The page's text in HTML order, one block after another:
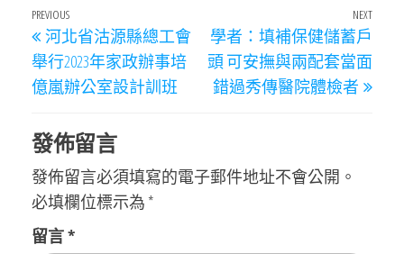
文
章
導
Previous
Post
PREVIOUS
河北省沽源縣總工會
舉行2023年家政辦事培
億嵐辦公室設計訓班
Next
NEXT
學者：填補保健儲蓄戶
頭 可安撫與兩配套當面
錯過秀傳醫院體檢者
發佈留言
發佈留言必須填寫的電子郵件地址不會公開。
必填欄位標示為 *
留言*